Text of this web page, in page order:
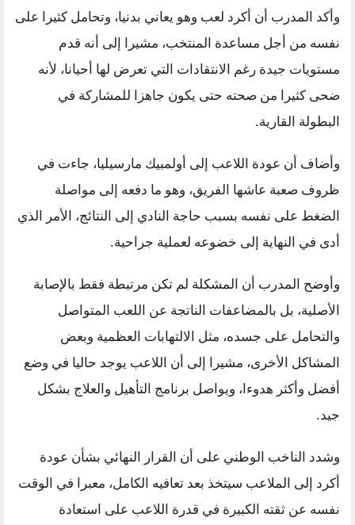
وأكد المدرب أن أكرد لعب وهو يعاني بدنيا، وتحامل كثيرا على
نفسه من أجل مساعدة المنتخب، مشيرا إلى أنه قدم
مستويات جيدة رغم الانتقادات التي تعرض لها أحيانا، لأنه
ضحى كثيرا من صحته حتى يكون جاهزا للمشاركة في
البطولة القارية.
وأضاف أن عودة اللاعب إلى أولمبيك مارسيليا، جاءت في
ظروف صعبة عاشها الفريق، وهو ما دفعه إلى مواصلة
الضغط على نفسه بسبب حاجة النادي إلى النتائج، الأمر الذي
أدى في النهاية إلى خضوعه لعملية جراحية.
وأوضح المدرب أن المشكلة لم تكن مرتبطة فقط بالإصابة
الأصلية، بل بالمضاعفات الناتجة عن اللعب المتواصل
والتحامل على جسده، مثل الالتهابات العظمية وبعض
المشاكل الأخرى، مشيرا إلى أن اللاعب يوجد حاليا في وضع
أفضل وأكثر هدوءا، ويواصل برنامج التأهيل والعلاج بشكل
جيد.
وشدد الناخب الوطني على أن القرار النهائي بشأن عودة
أكرد إلى الملاعب سيتخذ بعد تعافيه الكامل، معبرا في الوقت
نفسه عن ثقته الكبيرة في قدرة اللاعب على استعادة